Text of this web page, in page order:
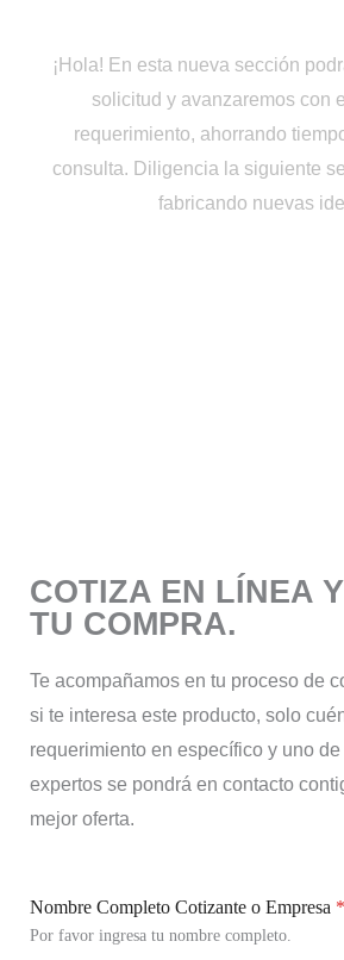
¡Hola! En esta nueva sección
solicitud y avanzaremos con
requerimiento, ahorrando
consulta. Diligencia la siguiente
fabricando nuevas
COTIZA EN LÍNEA
TU COMPRA.
Te acompañamos en tu proceso de
si te interesa este producto, solo
requerimiento en específico y uno
expertos se pondrá en contacto
mejor oferta.
Nombre Completo Cotizante o Empresa *
Por favor ingresa tu nombre completo.